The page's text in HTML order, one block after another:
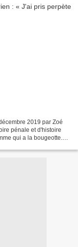
2019 par Zoé
pénale et d'histoire
qui a la bougeotte.